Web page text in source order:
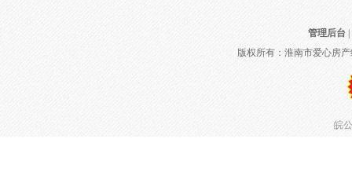
管理后台|
版权所有：淮南市爱心房
皖